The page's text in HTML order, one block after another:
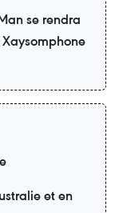
se rendra
et en